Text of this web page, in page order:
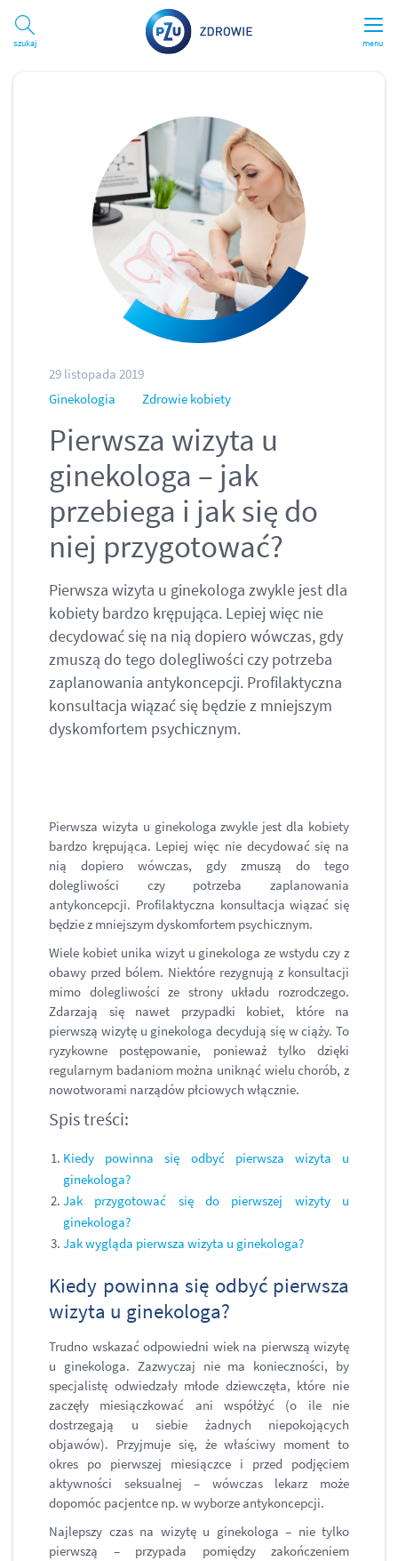
menu
Szukaj
29 listopada 2019
Ginekologia
Zdrowie kobiety
Pierwsza wizyta u
ginekologa – jak
przebiega i jak się do
niej przygotować?
Pierwsza wizyta u ginekologa zwykle jest dla
kobiety bardzo krępująca. Lepiej więc nie
decydować się na nią dopiero wówczas, gdy
zmuszą do tego dolegliwości czy potrzeba
zaplanowania antykoncepcji. Profilaktyczna
konsultacja wiązać się będzie z mniejszym
dyskomfortem psychicznym.
Pierwsza wizyta u ginekologa zwykle jest dla kobiety
bardzo krępująca. Lepiej więc nie decydować się na
nią dopiero wówczas, gdy zmuszą do tego
dolegliwości czy potrzeba zaplanowania
antykoncepcji. Profilaktyczna konsultacja wiązać się
będzie z mniejszym dyskomfortem psychicznym.
Wiele kobiet unika wizyt u ginekologa ze wstydu czy z
obawy przed bólem. Niektóre rezygnują z konsultacji
mimo dolegliwości ze strony układu rozrodczego.
Zdarzają się nawet przypadki kobiet, które na
pierwszą wizytę u ginekologa decydują się w ciąży. To
ryzykowne postępowanie, ponieważ tylko dzięki
regularnym badaniom można uniknąć wielu chorób, z
nowotworami narządów płciowych włącznie.
Spis treści:
Kiedy powinna się odbyć pierwsza wizyta u
ginekologa?
Jak przygotować się do pierwszej wizyty u
ginekologa?
Jak wygląda pierwsza wizyta u ginekologa?
Kiedy powinna się odbyć pierwsza
wizyta u ginekologa?
Trudno wskazać odpowiedni wiek na pierwszą wizytę
u ginekologa. Zazwyczaj nie ma konieczności, by
specjalistę odwiedzały młode dziewczęta, które nie
zaczęły miesiączkować ani współżyć (o ile nie
dostrzegają u siebie żadnych niepokojących
objawów). Przyjmuje się, że właściwy moment to
okres po pierwszej miesiączce i przed podjęciem
aktywności seksualnej – wówczas lekarz może
dopomóc pacjentce np. w wyborze antykoncepcji.
Najlepszy czas na wizytę u ginekologa – nie tylko
pierwszą – przypada pomiędzy zakończeniem